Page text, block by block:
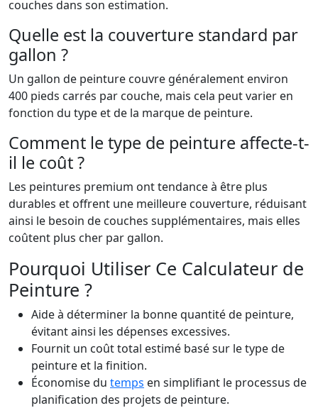
couches dans son estimation.
Quelle est la couverture standard par
gallon ?
Un gallon de peinture couvre généralement environ
400 pieds carrés par couche, mais cela peut varier en
fonction du type et de la marque de peinture.
Comment le type de peinture affecte-t-
il le coût ?
Les peintures premium ont tendance à être plus
durables et offrent une meilleure couverture, réduisant
ainsi le besoin de couches supplémentaires, mais elles
coûtent plus cher par gallon.
Pourquoi Utiliser Ce Calculateur de
Peinture ?
Aide à déterminer la bonne quantité de peinture,
évitant ainsi les dépenses excessives.
Fournit un coût total estimé basé sur le type de
peinture et la finition.
Économise du temps en simplifiant le processus de
planification des projets de peinture.